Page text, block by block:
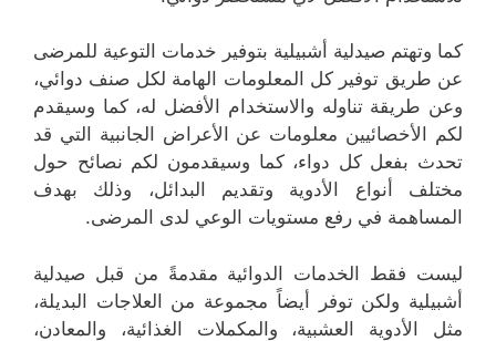
كما وتهتم صيدلية أشبيلية بتوفير خدمات التوعية للمرضى
عن طريق توفير كل المعلومات الهامة لكل صنف دوائي،
وعن طريقة تناوله والاستخدام الأفضل له، كما وسيقدم
لكم الأخصائيين معلومات عن الأعراض الجانبية التي قد
تحدث بفعل كل دواء، كما وسيقدمون لكم نصائح حول
مختلف أنواع الأدوية وتقديم البدائل، وذلك بهدف
المساهمة في رفع مستويات الوعي لدى المرضى.
ليست فقط الخدمات الدوائية مقدمةً من قبل صيدلية
أشبيلية ولكن توفر أيضاً مجموعة من العلاجات البديلة،
مثل الأدوية العشبية، والمكملات الغذائية، والمعادن،